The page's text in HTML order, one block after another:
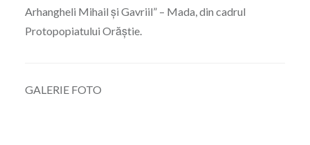
Arhangheli Mihail și Gavriil” – Mada, din cadrul
Protopopiatului Orăștie.
GALERIE FOTO